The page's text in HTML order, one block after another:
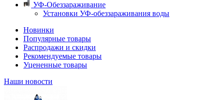
УФ-Обеззараживание
Установки УФ-обеззараживания воды
Новинки
Популярные товары
Распродажи и скидки
Рекомендуемые товары
Уцененные товары
Наши новости